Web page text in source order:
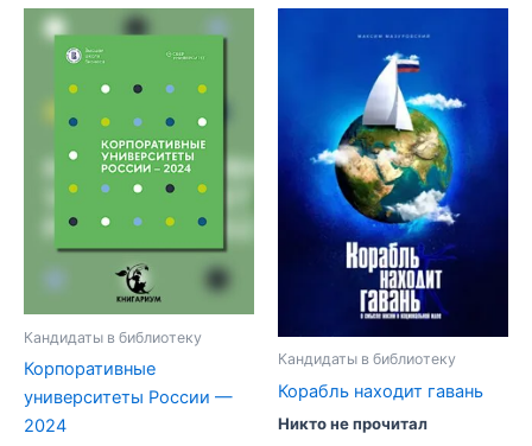
несколько
вариаций.
можно
выбрать
странице
товара.
товар
вариаций.
Опции
можно
выбрать
странице
Кандидаты в библиотеку
Корпоративные
университеты России —
2024
Кандидаты в библиотеку
Корабль находит гавань
Никто не прочитал